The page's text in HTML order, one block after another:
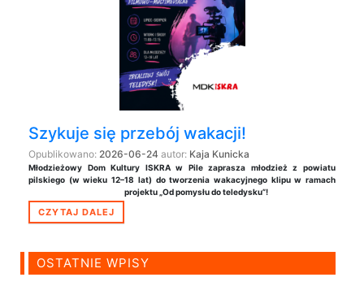
Szykuje się przebój wakacji!
Opublikowano: 2026-06-24 autor: Kaja Kunicka
Młodzieżowy Dom Kultury ISKRA w Pile zaprasza młodzież z powiatu
pilskiego (w wieku 12–18 lat) do tworzenia wakacyjnego klipu w ramach
projektu „Od pomysłu do teledysku”!
CZYTAJ DALEJ
OSTATNIE WPISY